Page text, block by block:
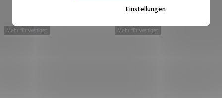
Einstellungen
Mehr für weniger Mehr für weniger